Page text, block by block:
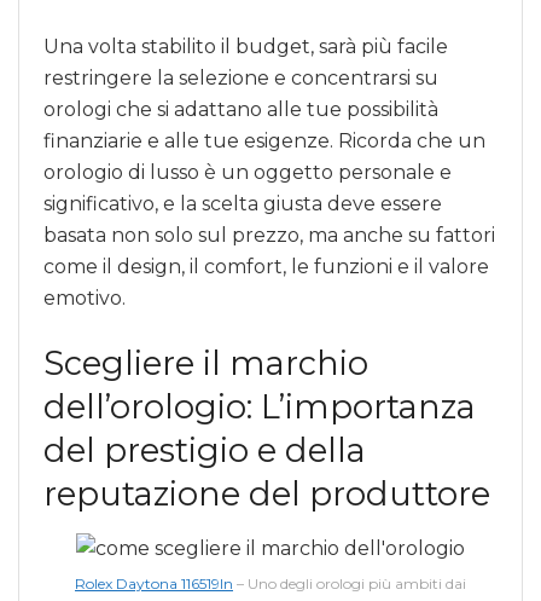
Una volta stabilito il budget, sarà più facile
restringere la selezione e concentrarsi su
orologi che si adattano alle tue possibilità
finanziarie e alle tue esigenze. Ricorda che un
orologio di lusso è un oggetto personale e
significativo, e la scelta giusta deve essere
basata non solo sul prezzo, ma anche su fattori
come il design, il comfort, le funzioni e il valore
emotivo.
Scegliere il marchio
dell’orologio: L’importanza
del prestigio e della
reputazione del produttore
Rolex Daytona 116519ln – Uno degli orologi più ambiti dai